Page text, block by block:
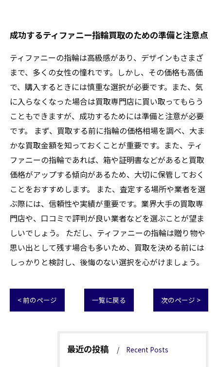
成功するティファニー指輪買取のための準備と注意点
ティファニーの指輪は高級感があり、デザインもさまざ
まで、多くの女性の憧れです。しかし、その価格も高価
で、購入するときには慎重な選択が必要です。また、気
に入らなくなった場合は買取専門店に買い取ってもらう
こともできますが、成功するためには準備と注意が必要
です。 まず、買取する前に指輪の価格相場を調べ、大ま
かな買取金額を知っておくことが重要です。また、ティ
ファニーの指輪であれば、箱や証明書などがあると買取
価格がアップする傾向があるため、大切に保管しておく
ことをおすすめします。 また、査定する場所や業者を選
ぶ際には、信頼性や実績が重要です。業界大手の買取専
門店や、口コミで評判が良い業者などを選ぶことが望ま
しいでしょう。 ただし、ティファニーの指輪は贈り物や
思い出として残す場合も多いため、買取を決める前には
しっかりと検討し、後悔のない選択を心がけましょう。
< 前のページ 一覧に戻る 次のページ >
最近の投稿 Recent Posts